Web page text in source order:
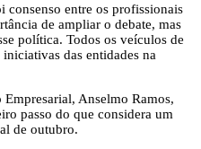
entre os profissionais
de ampliar o debate, mas
política. Todos os veículos de
das entidades na
Anselmo Ramos,
passo do que considera um
de outubro.